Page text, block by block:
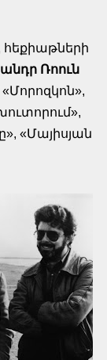
հեքիաթների
Ռոուն
«Մորոզկոն»,
«Մայիսյան